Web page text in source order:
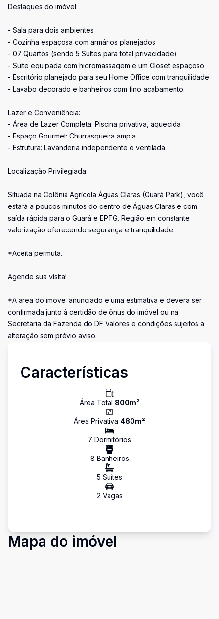
Destaques do imóvel:
- Sala para dois ambientes
- Cozinha espaçosa com armários planejados
- 07 Quartos (sendo 5 Suítes para total privacidade)
- Suíte equipada com hidromassagem e um Closet espaçoso
- Escritório planejado para seu Home Office com tranquilidade
- Lavabo decorado e banheiros com fino acabamento.
Lazer e Conveniência:
- Área de Lazer Completa: Piscina privativa, aquecida
- Espaço Gourmet: Churrasqueira ampla
- Estrutura: Lavanderia independente e ventilada.
Localização Privilegiada:
Situada na Colônia Agrícola Águas Claras (Guará Park), você
estará a poucos minutos do centro de Águas Claras e com
saída rápida para o Guará e EPTG. Região em constante
valorização oferecendo segurança e tranquilidade.
*Aceita permuta.
Agende sua visita!
*A área do imóvel anunciado é uma estimativa e deverá ser
confirmada junto à certidão de ônus do imóvel ou na
Secretaria da Fazenda do DF Valores e condições sujeitos a
alteração sem prévio aviso.
Características
Área Total 800m²
Área Privativa 480m²
7 Dormitórios
8 Banheiros
5 Suítes
2 Vagas
Mapa do imóvel